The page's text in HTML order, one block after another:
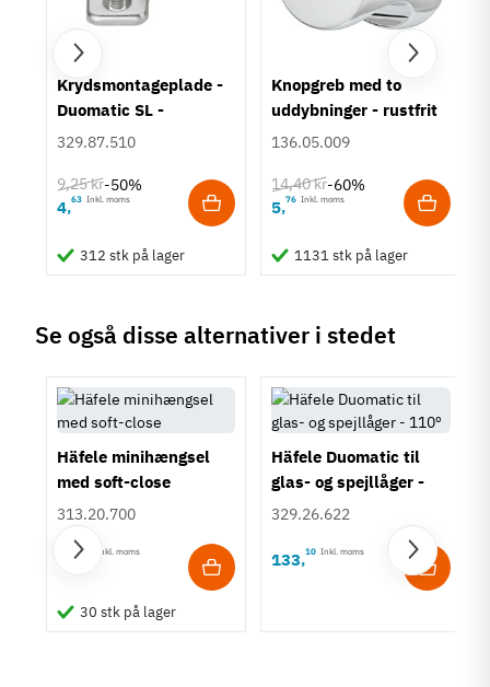
Krydsmontageplade -
Duomatic SL -
Euroskruer
329.87.510
9,25 kr-50%
4,63 Inkl. moms
312 stk på lager
Knopgreb med to
uddybninger - rustfrit
stål
136.05.009
14,40 kr-60%
5,76 Inkl. moms
1131 stk på lager
Se også disse alternativer i stedet
Häfele minihængsel
med soft-close
313.20.700
20,85 Inkl. moms
30 stk på lager
Häfele Duomatic til
glas- og spejllåger -
110º
329.26.622
133,10 Inkl. moms